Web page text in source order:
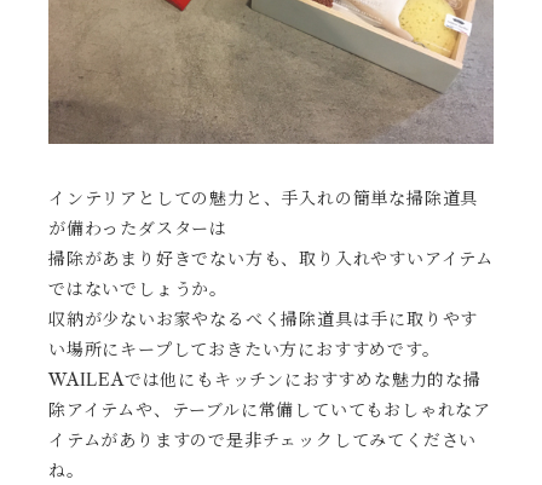
インテリアとしての魅力と、手入れの簡単な掃除道具
が備わったダスターは
掃除があまり好きでない方も、取り入れやすいアイテム
ではないでしょうか。
収納が少ないお家やなるべく掃除道具は手に取りやす
い場所にキープしておきたい方におすすめです。
WAILEAでは他にもキッチンにおすすめな魅力的な掃
除アイテムや、テーブルに常備していてもおしゃれなア
イテムがありますので是非チェックしてみてください
ね。